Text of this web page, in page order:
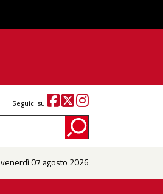
Seguici su
venerdì 07 agosto 2026